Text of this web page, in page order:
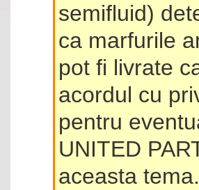
semifluid)
ca marfurile
pot fi livrate
acordul cu
pentru
UNITED
aceasta